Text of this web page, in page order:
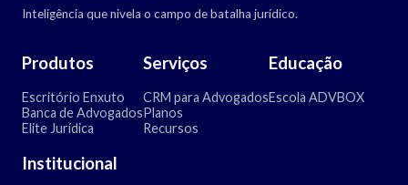
Inteligência que nivela o campo de batalha jurídico.
Produtos
Escritório Enxuto
Banca de Advogados
Elite Jurídica
Serviços
CRM para Advogados
Planos
Recursos
Educação
Escola ADVBOX
Institucional